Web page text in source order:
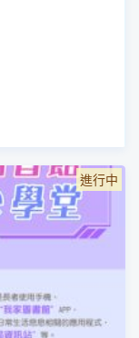
進行中